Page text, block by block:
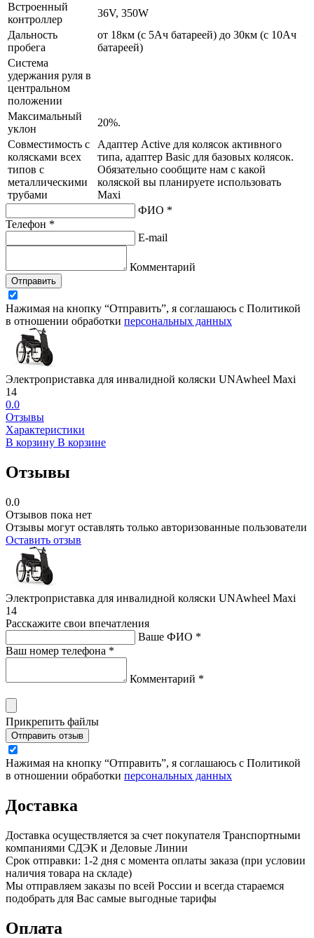
Встроенный
контроллер
36V, 350W
Дальность
пробега
от 18км (с 5Ач батареей) до 30км (с 10Ач
батареей)
Система
удержания руля в
центральном
положении
Максимальный
уклон
20%.
Совместимость с
колясками всех
типов с
металлическими
трубами
Адаптер Active для колясок активного
типа, адаптер Basic для базовых колясок.
Обязательно сообщите нам с какой
коляской вы планируете использовать
Maxi
ФИО *
Телефон *
E-mail
Комментарий
Отправить
Нажимая на кнопку “Отправить”, я соглашаюсь с Политикой
в отношении обработки персональных данных
Электроприставка для инвалидной коляски UNAwheel Maxi
14
0.0
Отзывы
Характеристики
В корзину В корзине
Отзывы
0.0
Отзывов пока нет
Отзывы могут оставлять только авторизованные пользователи
Оставить отзыв
Электроприставка для инвалидной коляски UNAwheel Maxi
14
Расскажите свои впечатления
Ваше ФИО *
Ваш номер телефона *
Комментарий *
Прикрепить файлы
Отправить отзыв
Нажимая на кнопку “Отправить”, я соглашаюсь с Политикой
в отношении обработки персональных данных
Доставка
Доставка осуществляется за счет покупателя Транспортными
компаниями СДЭК и Деловые Линии
Срок отправки: 1-2 дня с момента оплаты заказа (при условии
наличия товара на складе)
Мы отправляем заказы по всей России и всегда стараемся
подобрать для Вас самые выгодные тарифы
Оплата